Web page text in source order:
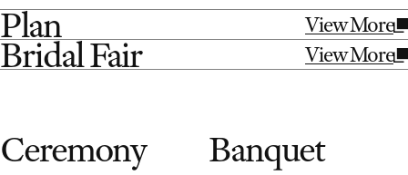
Plan View More
Bridal Fair View More
Ceremony Banquet